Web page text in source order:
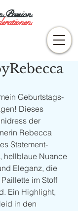
Geburtstags-
Dieses
der
Rebecca
Statement-
hellblaue Nuance
Eleganz, die
im Stoff
Ein Highlight,
in den